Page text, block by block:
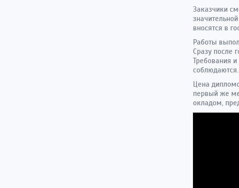
Заказчики
вносятся в
Работы
Сразу после
Требования
соблюдаются.
Цена
первый же
окладом,